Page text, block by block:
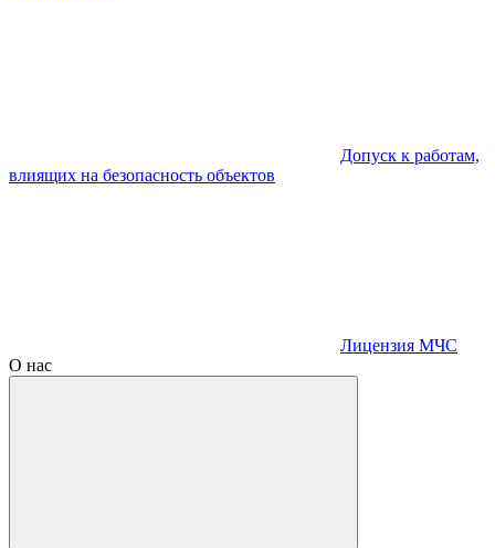
Допуск к работам,
влиящих на безопасность объектов
Лицензия МЧС
О нас